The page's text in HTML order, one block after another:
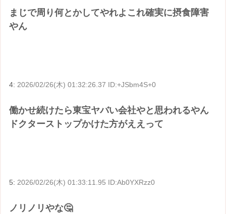
まじで周り何とかしてやれよこれ確実に摂食障害
やん
4: 2026/02/26(木) 01:32:26.37 ID:+JSbm4S+0
働かせ続けたら東宝ヤバい会社やと思われるやん
ドクターストップかけた方がええって
5:2026/02/26(木) 01:33:11.95 ID:Ab0YXRzz0
ノリノリやな🤔